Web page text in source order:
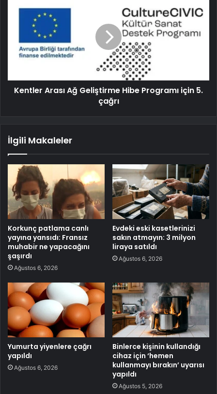
Kentler Arası Ağ Geliştirme Hibe Programı için 5.
çağrı
İlgili Makaleler
Korkunç patlama canlı
yayına yansıdı: Fransız
muhabir ne yapacağını
şaşırdı
Ağustos 6, 2026
Evdeki eski kasetlerinizi
sakın atmayın: 3 milyon
liraya satıldı
Ağustos 6, 2026
Yumurta yiyenlere çağrı
yapıldı
Ağustos 6, 2026
Binlerce kişinin kullandığı
cihaz için ‘hemen
kullanmayı bırakın’ uyarısı
yapıldı
Ağustos 5, 2026